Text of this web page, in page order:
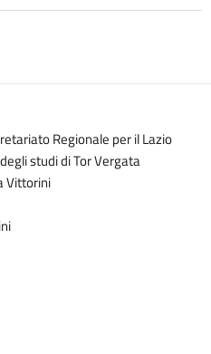
Regionale per il Lazio
studi di Tor Vergata
Vittorini